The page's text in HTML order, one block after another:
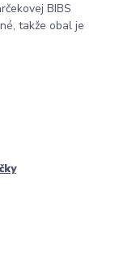
BIBS
takže obal je